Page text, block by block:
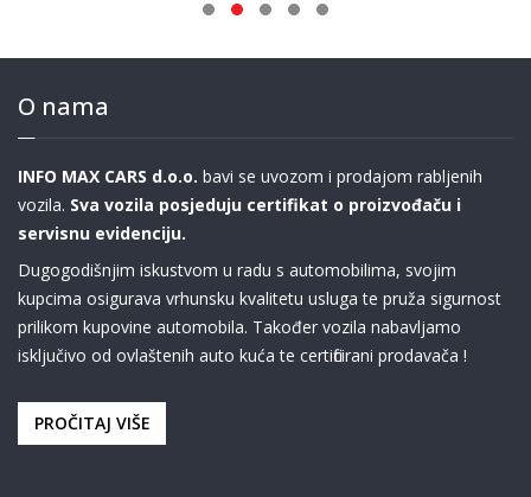
O nama
INFO MAX CARS d.o.o. bavi se uvozom i prodajom rabljenih
vozila. Sva vozila posjeduju certifikat o proizvođaču i
servisnu evidenciju.
Dugogodišnjim iskustvom u radu s automobilima, svojim
kupcima osigurava vrhunsku kvalitetu usluga te pruža sigurnost
prilikom kupovine automobila. Također vozila nabavljamo
isključivo od ovlaštenih auto kuća te certificirani prodavača !
PROČITAJ VIŠE